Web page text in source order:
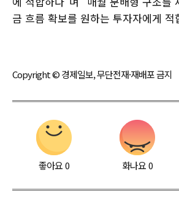
금 흐름 확보를 원하는 투자자에게
Copyright © 경제일보, 무단전재·재배포 금지
좋아요0 화나요0